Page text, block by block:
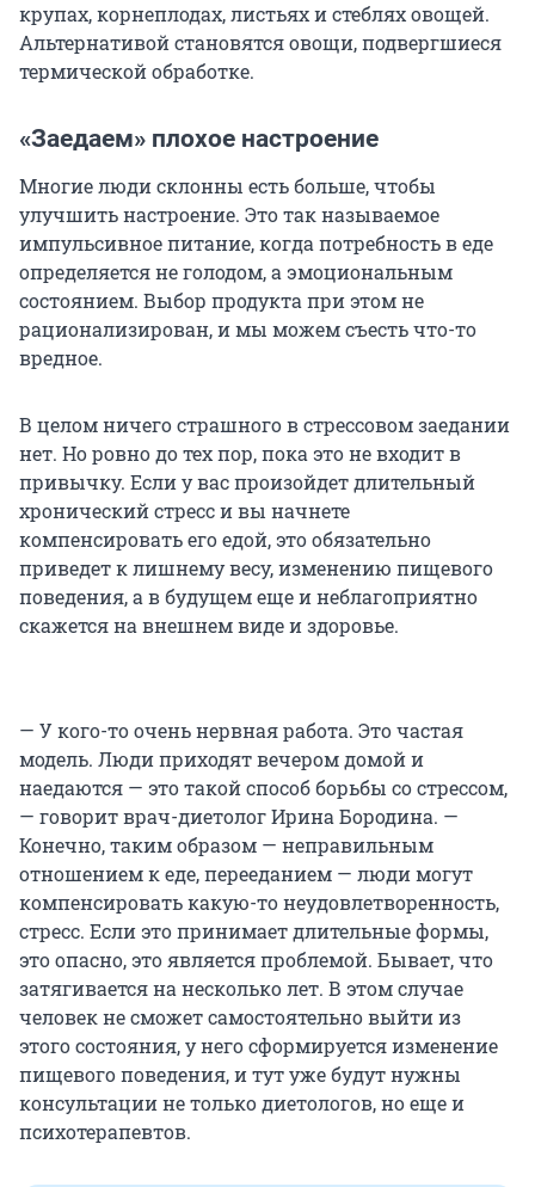
крупах, корнеплодах, листьях и стеблях овощей.
Альтернативой становятся овощи, подвергшиеся
термической обработке.
«Заедаем» плохое настроение
Многие люди склонны есть больше, чтобы
улучшить настроение. Это так называемое
импульсивное питание, когда потребность в еде
определяется не голодом, а эмоциональным
состоянием. Выбор продукта при этом не
рационализирован, и мы можем съесть что-то
вредное.
В целом ничего страшного в стрессовом заедании
нет. Но ровно до тех пор, пока это не входит в
привычку. Если у вас произойдет длительный
хронический стресс и вы начнете
компенсировать его едой, это обязательно
приведет к лишнему весу, изменению пищевого
поведения, а в будущем еще и неблагоприятно
скажется на внешнем виде и здоровье.
— У кого-то очень нервная работа. Это частая
модель. Люди приходят вечером домой и
наедаются — это такой способ борьбы со стрессом,
— говорит врач-диетолог Ирина Бородина. —
Конечно, таким образом — неправильным
отношением к еде, перееданием — люди могут
компенсировать какую-то неудовлетворенность,
стресс. Если это принимает длительные формы,
это опасно, это является проблемой. Бывает, что
затягивается на несколько лет. В этом случае
человек не сможет самостоятельно выйти из
этого состояния, у него сформируется изменение
пищевого поведения, и тут уже будут нужны
консультации не только диетологов, но еще и
психотерапевтов.